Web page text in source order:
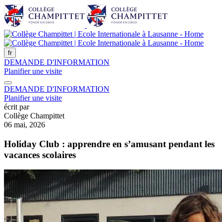
fr
DEMANDE D'INFORMATION
Planifier une visite
DEMANDE D'INFORMATION
Planifier une visite
écrit par
Collège Champittet
06 mai, 2026
Holiday Club : apprendre en s’amusant pendant les
vacances scolaires